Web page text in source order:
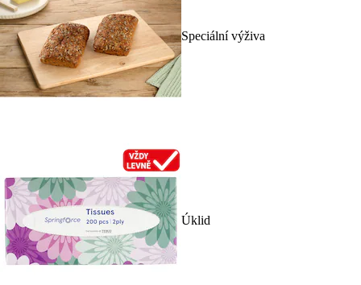
Speciální výživa
Úklid